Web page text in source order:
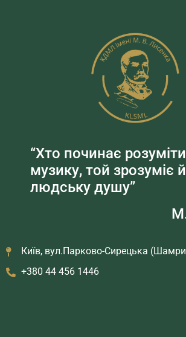
“Хто починає розуміти
музику, той зрозуміє й
людську душу”
Київ, вул.Парково-Сирецька
+380 44 456 1446